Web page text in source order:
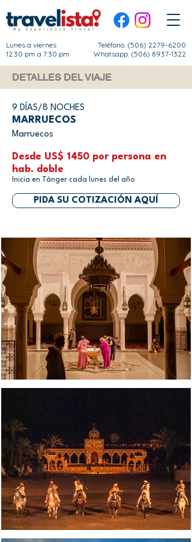
Lunes a viernes
12:30 pm a 7:30 pm
Teléfono. (506) 2279-6200
Whatsapp. (506) 8937-1322
DETALLES DEL VIAJE
9 DÍAS/8 NOCHES
MARRUECOS
Marruecos
Desde US$ 1450 por persona en
hab. doble
Inicia en Tánger cada lunes del año
PIDA SU COTIZACIÓN AQUÍ